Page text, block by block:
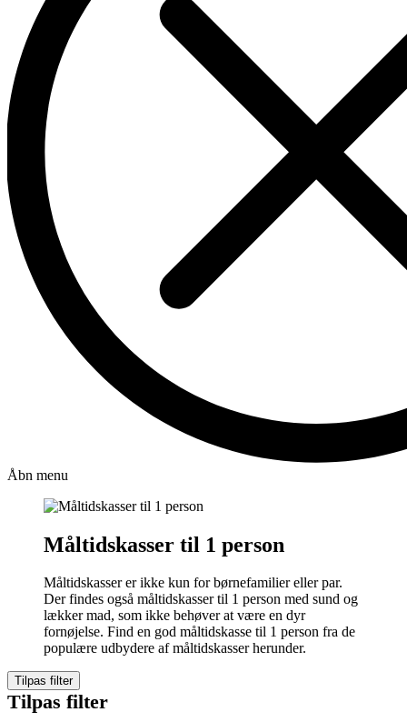
Åbn menu
Måltidskasser til 1 person
Måltidskasser er ikke kun for børnefamilier eller par.
Der findes også måltidskasser til 1 person med sund og
lækker mad, som ikke behøver at være en dyr
fornøjelse. Find en god måltidskasse til 1 person fra de
populære udbydere af måltidskasser herunder.
Tilpas filter
Tilpas filter